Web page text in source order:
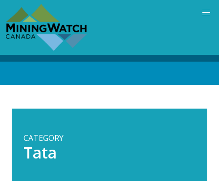
main
content
CATEGORY
Tata